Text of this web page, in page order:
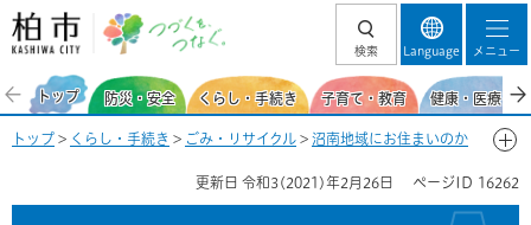
柏市 つづくを、
検索 Language メニュー
トップ 防災・安全 くらし・手続き 子育て・教育 健康・医療・
トップ > くらし・手続き > ごみ・リサイクル > 沼南地域にお住まいのか
更新日 令和3(2021)年2月26日 ページID 16262